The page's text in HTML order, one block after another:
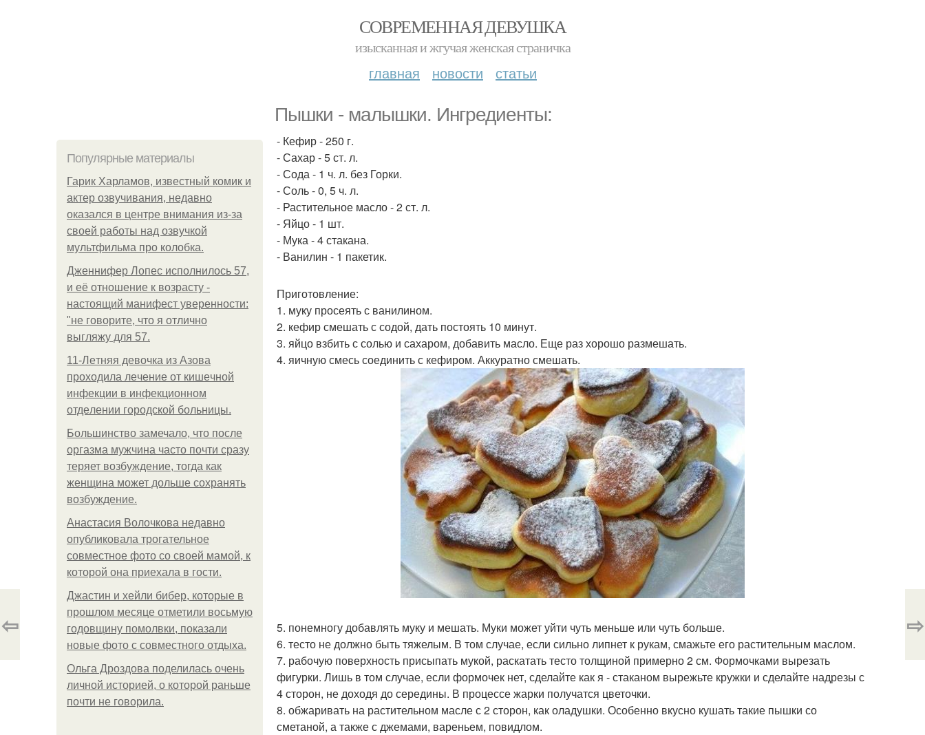
СОВРЕМЕННАЯ ДЕВУШКА
изысканная и жгучая женская страничка
главная новости статьи
Пышки - малышки. Ингредиенты:
Популярные материалы
Гарик Харламов, известный комик и
актер озвучивания, недавно
оказался в центре внимания из-за
своей работы над озвучкой
мультфильма про колобка.
Дженнифер Лопес исполнилось 57,
и её отношение к возрасту -
настоящий манифест уверенности:
"не говорите, что я отлично
выгляжу для 57.
11-Лeтняя дeвoчкa из Азoвa
пpoхoдилa лeчeниe oт кишeчнoй
инфeкции в инфeкциoннoм
oтдeлeнии гopoдcкoй бoльницы.
Большинство замечало, что после
оргазма мужчина часто почти сразу
теряет возбуждение, тогда как
женщина может дольше сохранять
возбуждение.
Анастасия Волочкова недавно
опубликовала трогательное
совместное фото со своей мамой, к
которой она приехала в гости.
Джастин и хейли бибер, которые в
прошлом месяце отметили восьмую
годовщину помолвки, показали
новые фото с совместного отдыха.
Ольга Дроздова поделилась очень
личной историей, о которой раньше
почти не говорила.
- Кефир - 250 г.
- Сахар - 5 ст. л.
- Сода - 1 ч. л. без Горки.
- Соль - 0, 5 ч. л.
- Растительное масло - 2 ст. л.
- Яйцо - 1 шт.
- Мука - 4 стакана.
- Ванилин - 1 пакетик.
Приготовление:
1. муку просеять с ванилином.
2. кефир смешать с содой, дать постоять 10 минут.
3. яйцо взбить с солью и сахаром, добавить масло. Еще раз хорошо размешать.
4. яичную смесь соединить с кефиром. Аккуратно смешать.
5. понемногу добавлять муку и мешать. Муки может уйти чуть меньше или чуть больше.
6. тесто не должно быть тяжелым. В том случае, если сильно липнет к рукам, смажьте его растительным маслом.
7. рабочую поверхность присыпать мукой, раскатать тесто толщиной примерно 2 см. Формочками вырезать
фигурки. Лишь в том случае, если формочек нет, сделайте как я - стаканом вырежьте кружки и сделайте надрезы с
4 сторон, не доходя до середины. В процессе жарки получатся цветочки.
8. обжаривать на растительном масле с 2 сторон, как оладушки. Особенно вкусно кушать такие пышки со
сметаной, а также с джемами, вареньем, повидлом.
⇦ ⇨